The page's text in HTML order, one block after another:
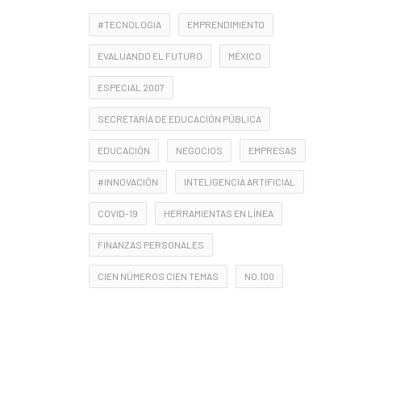
#TECNOLOGIA EMPRENDIMIENTO
EVALUANDO EL FUTURO MÉXICO
ESPECIAL 2007
SECRETARÍA DE EDUCACIÓN PÚBLICA
EDUCACIÓN NEGOCIOS EMPRESAS
#INNOVACIÓN INTELIGENCIA ARTIFICIAL
COVID-19 HERRAMIENTAS EN LÍNEA
FINANZAS PERSONALES
CIEN NÚMEROS CIEN TEMAS NO.100